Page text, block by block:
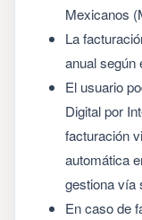
Mexicanos
La
anual según
El usuario
Digital por
facturación
automática
gestiona vía
En caso de